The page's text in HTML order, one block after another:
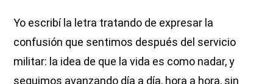
Yo escribí la letra tratando de expresar la
confusión que sentimos después del servicio
militar: la idea de que la vida es como nadar, y
seguimos avanzando día a día, hora a hora, sin